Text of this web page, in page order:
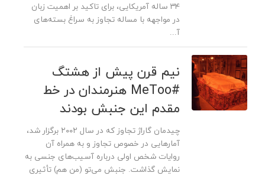
۳۴ ساله آمریکایی، برای تاکید بر اهمیت زبان
در مواجهه با مساله تجاوز به سراغ بسته‌های
آ...
نیم قرن پیش از هشتگ
#MeToo هنرمندان در خط
مقدم این جنبش بودند
چیدمان گاراژ تجاوز که در سال ۲۰۰۲ برگزار شد،
آمارهایی در خصوص تجاوز و به همراه آن
روایات شخص اولی درباره آسیب­‌های جنسی به
نمایش گذاشت. جنبش می‌­تو (من هم) تأثیری